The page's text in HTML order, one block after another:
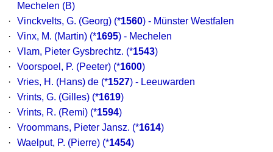
Mechelen (B)
·
Vinckvelts, G. (Georg) (*1560) - Münster Westfalen
·
Vinx, M. (Martin) (*1695) - Mechelen
·
Vlam, Pieter Gysbrechtz. (*1543)
·
Voorspoel, P. (Peeter) (*1600)
·
Vries, H. (Hans) de (*1527) - Leeuwarden
·
Vrints, G. (Gilles) (*1619)
·
Vrints, R. (Remi) (*1594)
·
Vroommans, Pieter Jansz. (*1614)
·
Waelput, P. (Pierre) (*1454)